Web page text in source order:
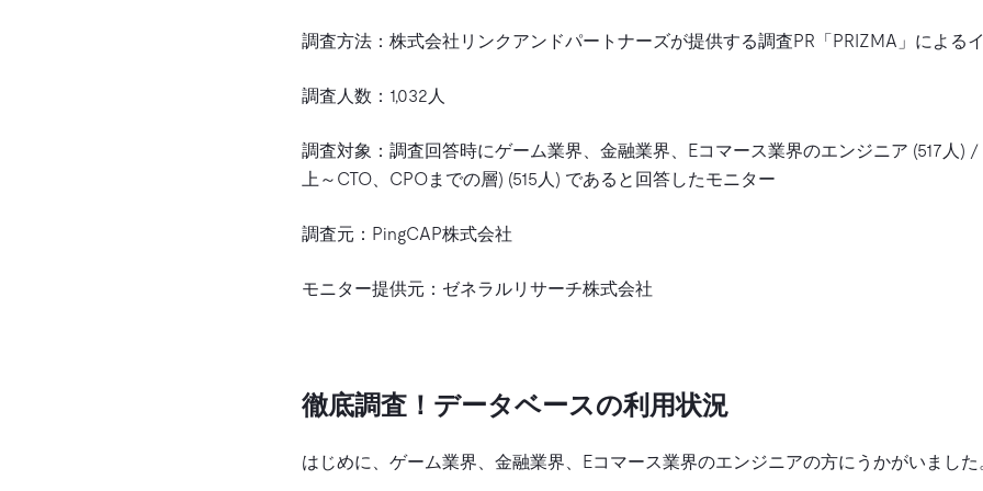
調査方法：株式会社リンクアンドパートナーズが提供する調査PR「PRIZMA」による
調査人数：1,032人
調査対象：調査回答時にゲーム業界、金融業界、Eコマース業界のエンジニア (517人)
上～CTO、CPOまでの層) (515人) であると回答したモニター
調査元：PingCAP株式会社
モニター提供元：ゼネラルリサーチ株式会社
徹底調査！データベースの利用状況
はじめに、ゲーム業界、金融業界、Eコマース業界のエンジニアの方にうかがいました